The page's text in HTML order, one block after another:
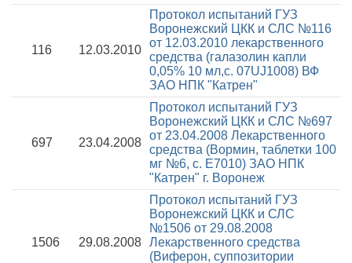
116 12.03.2010
Протокол испытаний ГУЗ
Воронежский ЦКК и СЛС №116
от 12.03.2010 лекарственного
средства (галазолин капли
0,05% 10 мл,с. 07UJ1008) ВФ
ЗАО НПК "Катрен"
697 23.04.2008
Протокол испытаний ГУЗ
Воронежский ЦКК и СЛС №697
от 23.04.2008 Лекарственного
средства (Вормин, таблетки 100
мг №6, с. Е7010) ЗАО НПК
"Катрен" г. Воронеж
1506 29.08.2008
Протокол испытаний ГУЗ
Воронежский ЦКК и СЛС
№1506 от 29.08.2008
Лекарственного средства
(Виферон, суппозитории